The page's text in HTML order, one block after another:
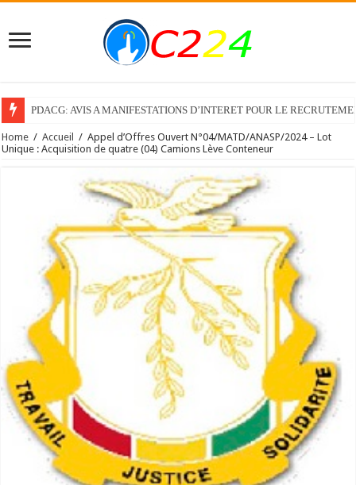
PDACG: AVIS A MANIFESTATIONS D’INTERET POUR LE
Home / Accueil / Appel d’Offres Ouvert N°04/MATD/ANASP/2024 – Lot
Unique : Acquisition de quatre (04) Camions Lève Conteneur